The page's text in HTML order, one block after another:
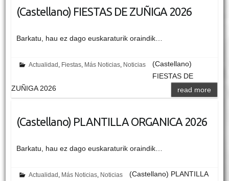
(Castellano) FIESTAS DE ZUÑIGA 2026
Barkatu, hau ez dago euskaraturik oraindik…
Actualidad, Fiestas, Más Noticias, Noticias
(Castellano)
FIESTAS DE
ZUÑIGA 2026
read more
(Castellano) PLANTILLA ORGANICA 2026
Barkatu, hau ez dago euskaraturik oraindik…
Actualidad, Más Noticias, Noticias
(Castellano) PLANTILLA